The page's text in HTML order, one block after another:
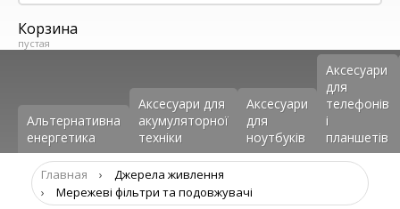
Корзина
пустая
Альтернативна
енергетика
Аксесуари для
акумуляторної
техніки
Аксесуари
для
ноутбуків
Аксеcуари
для
телефонів
і
планшетів
Главная ›
Джерела живлення
›
Мережеві фільтри та подовжувачі